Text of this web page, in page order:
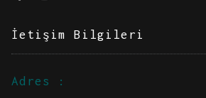
İetişim Bilgileri
Adres :